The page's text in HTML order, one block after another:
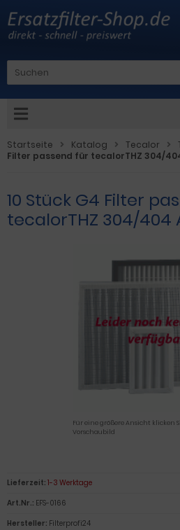
Startseite Katalog Tecalor
Filter passend für tecalorTHZ 304/
10 Stück G4 Filter
tecalorTHZ 304/404
Für eine größere Ansicht klicken
Vorschaubild
Lieferzeit: 1-3 Werktage
Art.Nr.: EFS-0166
Hersteller: Filterprofi24